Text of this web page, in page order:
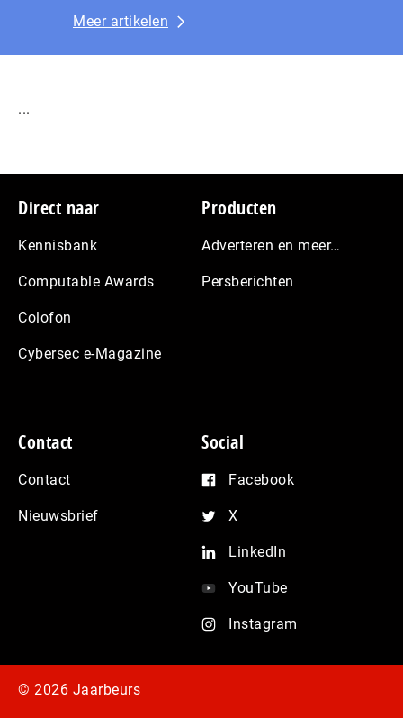
Meer artikelen
...
Footer
Direct naar
Kennisbank
Computable Awards
Colofon
Cybersec e-Magazine
Producten
Adverteren en meer…
Persberichten
Contact
Contact
Nieuwsbrief
Social
Facebook
X
LinkedIn
YouTube
Instagram
© 2026 Jaarbeurs